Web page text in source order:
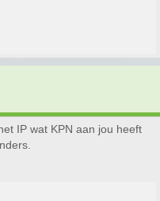
IP wat KPN aan jou heeft